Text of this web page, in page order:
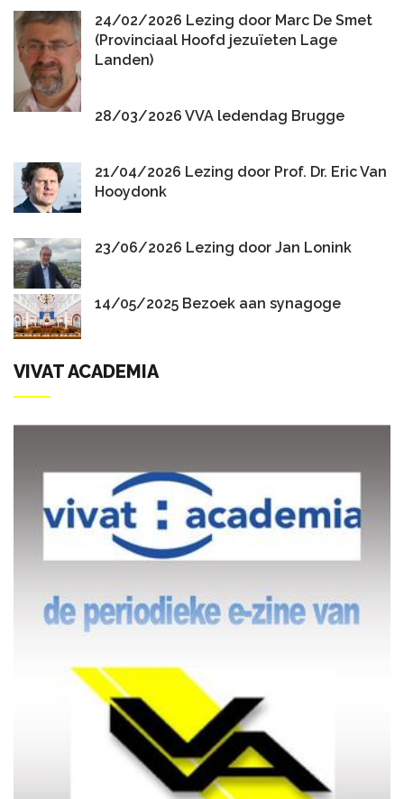
24/02/2026 Lezing door Marc De Smet
(Provinciaal Hoofd jezuïeten Lage
Landen)
28/03/2026 VVA ledendag Brugge
21/04/2026 Lezing door Prof. Dr. Eric Van
Hooydonk
23/06/2026 Lezing door Jan Lonink
14/05/2025 Bezoek aan synagoge
VIVAT ACADEMIA